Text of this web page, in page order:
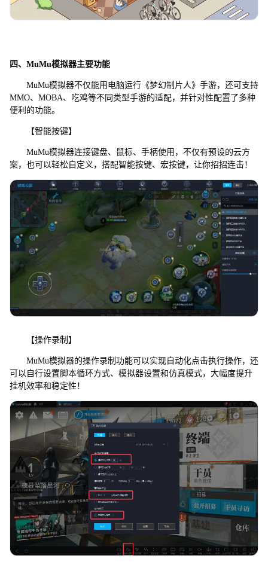
四、MuMu模拟器主要功能
MuMu模拟器不仅能用电脑运行《梦幻制片人》手游，还可支持
MMO、MOBA、吃鸡等不同类型手游的适配，并针对性配置了多种
便利的功能。
【智能按键】
MuMu模拟器连接键盘、鼠标、手柄使用，不仅有预设的云方
案，也可以轻松自定义，搭配智能按键、宏按键，让你招招连击！
【操作录制】
MuMu模拟器的操作录制功能可以实现自动化点击执行操作，还
可以自行设置脚本循环方式、模拟器设置和仿真模式，大幅度提升
挂机效率和稳定性！